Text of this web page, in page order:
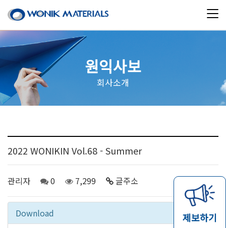
제보하기
원익사보
회사소개
2022 WONIKIN Vol.68 - Summer
관리자 0 7,299 글주소 08-22
Download